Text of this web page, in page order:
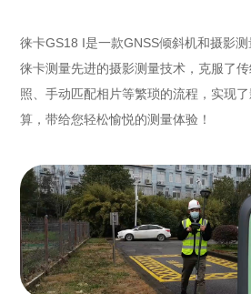
徕卡GS18 I是一款GNSS倾斜机和摄影
徕卡测量先进的摄影测量技术，克服了
照、手动匹配相片等繁琐的流程，实现
算，带给您轻松愉悦的测量体验！